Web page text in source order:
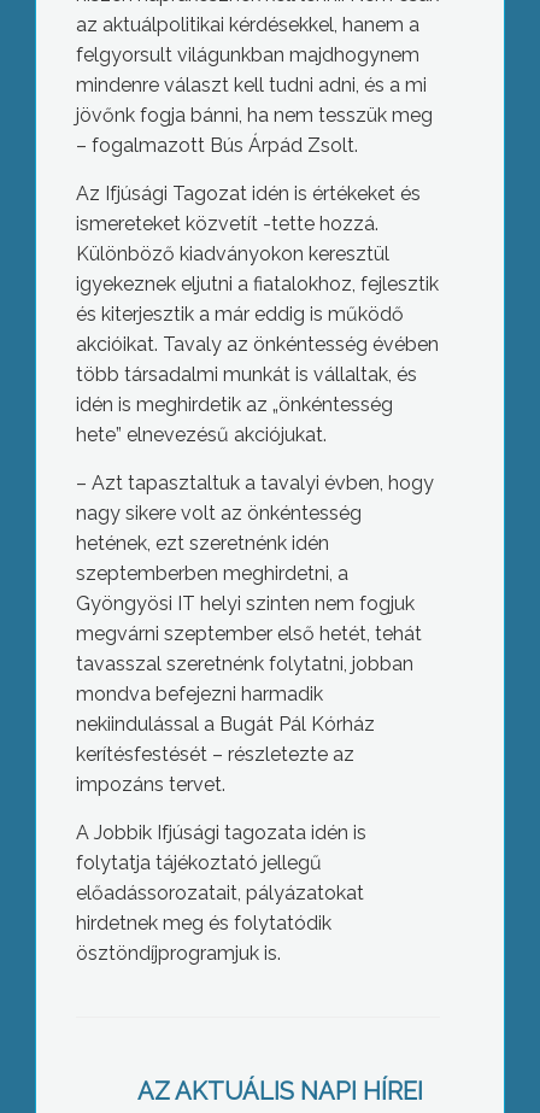
az aktuálpolitikai kérdésekkel, hanem a
felgyorsult világunkban majdhogynem
mindenre választ kell tudni adni, és a mi
jövőnk fogja bánni, ha nem tesszük meg
– fogalmazott Bús Árpád Zsolt.
Az Ifjúsági Tagozat idén is értékeket és
ismereteket közvetít -tette hozzá.
Különböző kiadványokon keresztül
igyekeznek eljutni a fiatalokhoz, fejlesztik
és kiterjesztik a már eddig is működő
akcióikat. Tavaly az önkéntesség évében
több társadalmi munkát is vállaltak, és
idén is meghirdetik az „önkéntesség
hete” elnevezésű akciójukat.
– Azt tapasztaltuk a tavalyi évben, hogy
nagy sikere volt az önkéntesség
hetének, ezt szeretnénk idén
szeptemberben meghirdetni, a
Gyöngyösi IT helyi szinten nem fogjuk
megvárni szeptember első hetét, tehát
tavasszal szeretnénk folytatni, jobban
mondva befejezni harmadik
nekiindulással a Bugát Pál Kórház
kerítésfestését – részletezte az
impozáns tervet.
A Jobbik Ifjúsági tagozata idén is
folytatja tájékoztató jellegű
előadássorozatait, pályázatokat
hirdetnek meg és folytatódik
ösztöndíjprogramjuk is.
AZ AKTUÁLIS NAPI HÍREI
Borok és pálinkák